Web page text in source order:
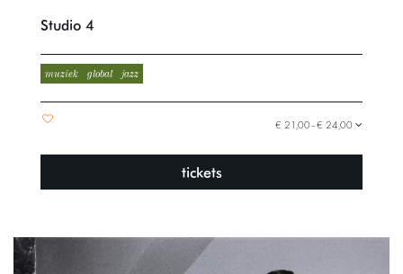
Studio 4
muziek global jazz
€ 21,00–€ 24,00
tickets